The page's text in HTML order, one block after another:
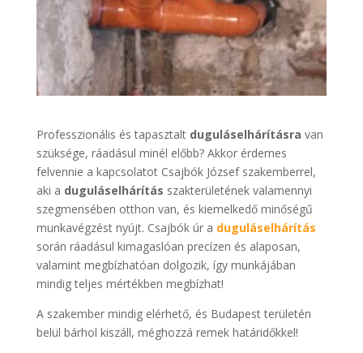
Professzionális és tapasztalt duguláselhárításra van
szüksége, ráadásul minél előbb? Akkor érdemes
felvennie a kapcsolatot Csajbók József szakemberrel,
aki a duguláselhárítás szakterületének valamennyi
szegmensében otthon van, és kiemelkedő minőségű
munkavégzést nyújt. Csajbók úr a duguláselhárítás
során ráadásul kimagaslóan precízen és alaposan,
valamint megbízhatóan dolgozik, így munkájában
mindig teljes mértékben megbízhat!
A szakember mindig elérhető, és Budapest területén
belül bárhol kiszáll, méghozzá remek határidőkkel!